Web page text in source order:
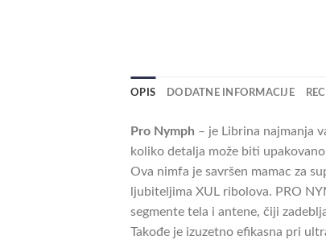
OPIS DODATNE INFORMACIJE
Pro Nymph – je Librina najmanja
koliko detalja može biti
Ova nimfa je savršen mamac za
ljubiteljima XUL ribolova. PRO
segmente tela i antene, čiji
Takođe je izuzetno efikasna pri